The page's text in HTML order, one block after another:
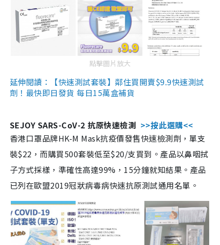
點擊圖片放大
延伸閱讀：【快速測試套裝】鄰住買開賣$9.9快速測試
劑！最快即日發貨 每日15萬盒補貨
SEJOY SARS-CoV-2 抗原快速檢測 >>按此選購<<
香港口罩品牌HK-M Mask抗疫價發售快速檢測劑，單支
裝$22，而購買500套裝低至$20/支買到。產品以鼻咽拭
子方式採樣，準確性高達99%，15分鐘就知結果。產品
已列在歐盟2019冠狀病毒病快速抗原測試通用名單。